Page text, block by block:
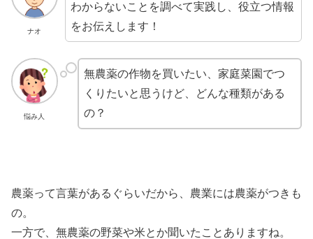
ナオ
わからないことを調べて実践し、役立つ情報
をお伝えします！
悩み人
無農薬の作物を買いたい、家庭菜園でつ
くりたいと思うけど、どんな種類がある
の？
農薬って言葉があるぐらいだから、農業には農薬がつきも
の。
一方で、無農薬の野菜や米とか聞いたことありますね。